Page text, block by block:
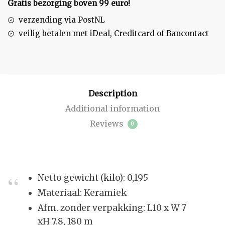
Gratis bezorging boven 99 euro!
verzending via PostNL
veilig betalen met iDeal, Creditcard of Bancontact
Description
Additional information
Reviews
0
Netto gewicht (kilo): 0,195
Materiaal: Keramiek
Afm. zonder verpakking: L10 x W 7
xH 7.8, 180 m